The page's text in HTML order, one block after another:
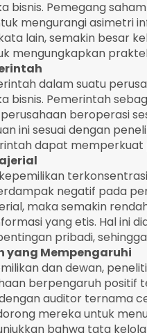
bisnis. Pemegang
mengurangi asimetri
lain, semakin besar
mengungkapkan
dalam suatu
bisnis. Pemerintah
beroperasi
ini sesuai dengan
dapat memperkuat
negatif pada
maka semakin
yang etis. Hal ini
pribadi,
yang Mempengaruhi
dan dewan,
berpengaruh positif
auditor ternama
mereka untuk
bahwa tata